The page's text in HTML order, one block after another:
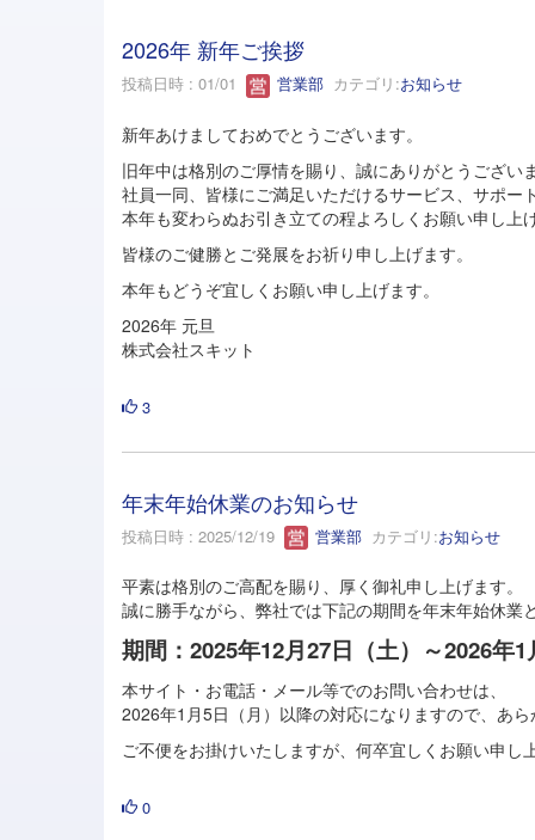
2026年 新年ご挨拶
投稿日時 : 01/01 営業部 カテゴリ:お知らせ
新年あけましておめでとうございます。
旧年中は格別のご厚情を賜り、誠にありがとうござい
社員一同、皆様にご満足いただけるサービス、サポー
本年も変わらぬお引き立ての程よろしくお願い申し上
皆様のご健勝とご発展をお祈り申し上げます。
本年もどうぞ宜しくお願い申し上げます。
2026年 元旦
株式会社スキット
3
年末年始休業のお知らせ
投稿日時 : 2025/12/19 営業部 カテゴリ:お知らせ
平素は格別のご高配を賜り、厚く御礼申し上げます。
誠に勝手ながら、弊社では下記の期間を年末年始休業
期間：2025年12月27日（土）～2026年
本サイト・お電話・メール等でのお問い合わせは、
2026年1月5日（月）以降の対応になりますので、あ
ご不便をお掛けいたしますが、何卒宜しくお願い申し
0